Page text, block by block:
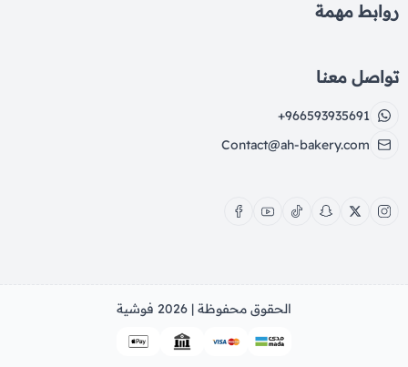
روابط مهمة
تواصل معنا
+966593935691
Contact@ah-bakery.com
الحقوق محفوظة | 2026 فوشية